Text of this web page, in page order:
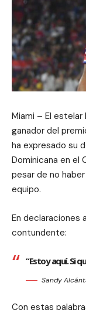
Miami – El estelar
ganador del
ha expresado su
Dominicana en el
pesar de no
equipo.
En declaraciones
contundente:
“Estoy aquí. Si
Sandy
Con estas